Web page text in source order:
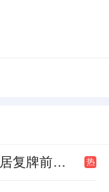
跨界存储测试未落定，爱丽家居复牌前自揭多重风险 热